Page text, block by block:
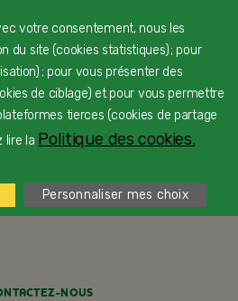
Dès 8
NOUS
votre consentement, nous les
du site (cookies statistiques) ; pour
; pour vous présenter des
de ciblage) et pour vous permettre
tierces (cookies de partage
lire la Politique des cookies.
Personnaliser mes choix